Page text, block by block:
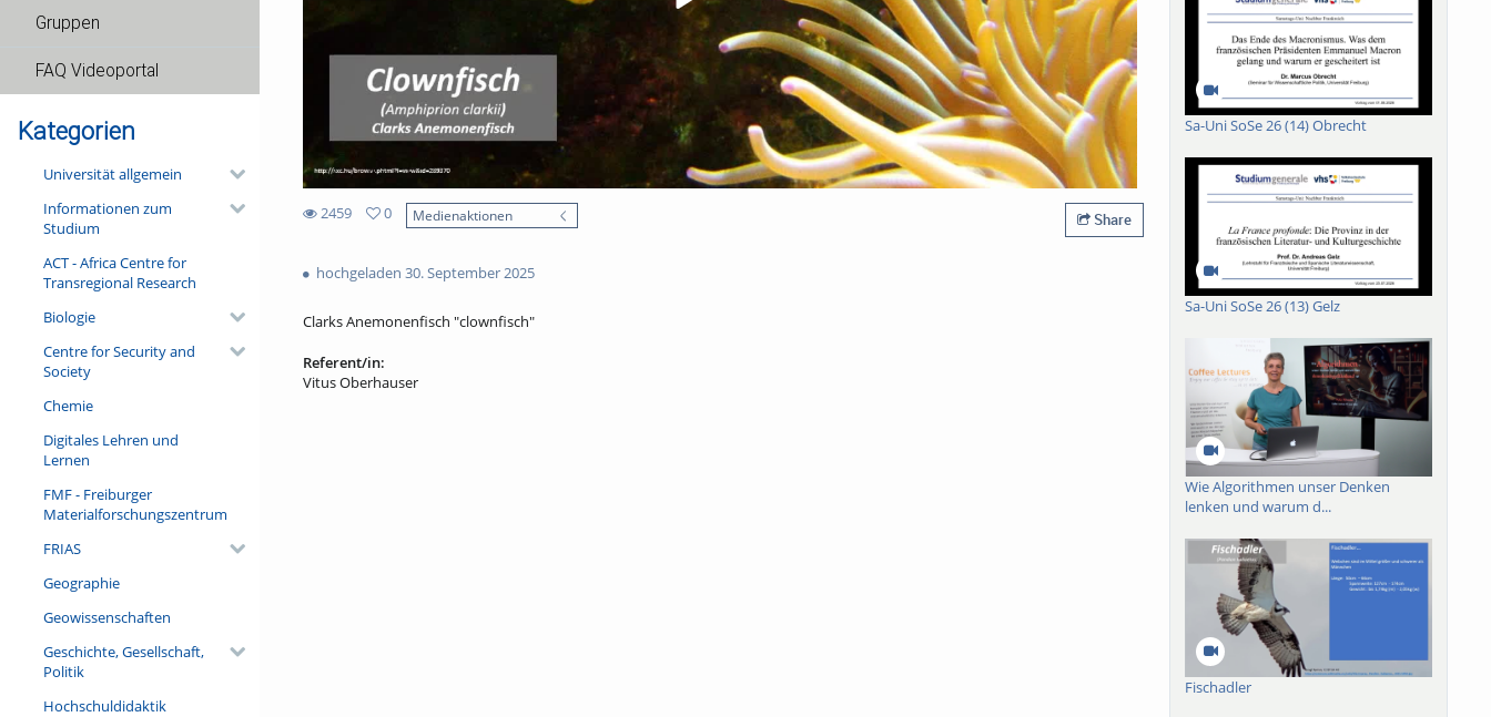
Gruppen
FAQ Videoportal
Kategorien
Universität allgemein
Informationen zum
Studium
ACT - Africa Centre for
Transregional Research
Biologie
Centre for Security and
Society
Chemie
Digitales Lehren und
Lernen
FMF - Freiburger
Materialforschungszentrum
FRIAS
Geographie
Geowissenschaften
Geschichte, Gesellschaft,
Politik
Hochschuldidaktik
2459
views
0
Medienaktionen Share
hochgeladen 30. September 2025
Clarks Anemonenfisch "clownfisch"
Referent/in:
Vitus Oberhauser
Sa-Uni SoSe 26 (14) Obrecht
Sa-Uni SoSe 26 (13) Gelz
Wie Algorithmen unser Denken
lenken und warum d...
Fischadler